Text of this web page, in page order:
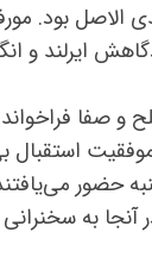
ایتالیایی
ایرلند و
و صفا
هر